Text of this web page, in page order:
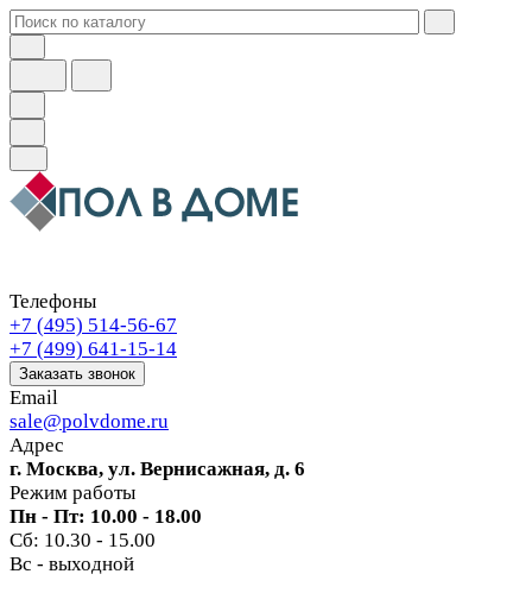
Телефоны
+7 (495) 514-56-67
+7 (499) 641-15-14
Заказать звонок
Email
sale@polvdome.ru
Адрес
г. Москва, ул. Вернисажная, д. 6
Режим работы
Пн - Пт: 10.00 - 18.00
Сб: 10.30 - 15.00
Вс - выходной